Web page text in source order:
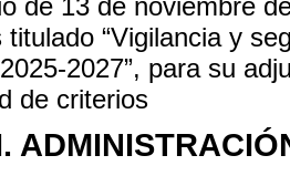
titulado “Vigilancia y
2027”, para su
de criterios